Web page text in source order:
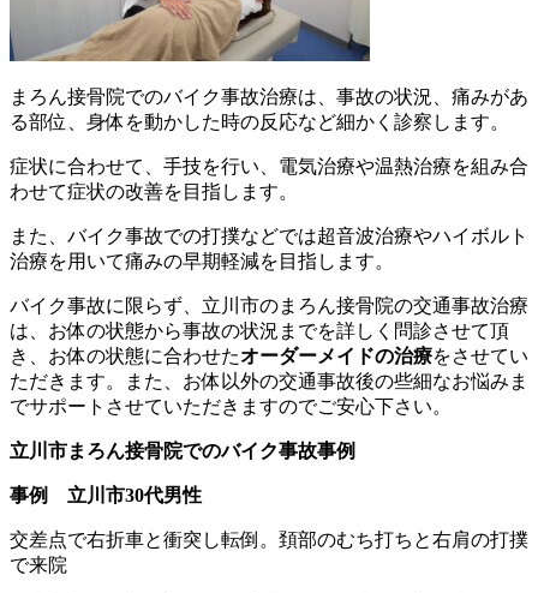
まろん接骨院でのバイク事故治療は、事故の状況、痛みがあ
る部位、身体を動かした時の反応など細かく診察します。
症状に合わせて、手技を行い、電気治療や温熱治療を組み合
わせて症状の改善を目指します。
また、バイク事故での打撲などでは超音波治療やハイボルト
治療を用いて痛みの早期軽減を目指します。
バイク事故に限らず、立川市のまろん接骨院の交通事故治療
は、お体の状態から事故の状況までを詳しく問診させて頂
き、お体の状態に合わせたオーダーメイドの治療をさせてい
ただきます。また、お体以外の交通事故後の些細なお悩みま
でサポートさせていただきますのでご安心下さい。
立川市まろん接骨院でのバイク事故事例
事例 立川市30代男性
交差点で右折車と衝突し転倒。頚部のむち打ちと右肩の打撲
で来院